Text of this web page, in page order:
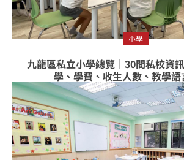
小學
九龍區私立小學總覽｜30間私校資
學、學費、收生人數、教學語